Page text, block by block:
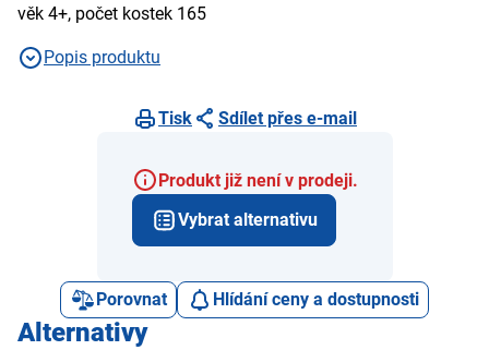
věk 4+, počet kostek 165
Popis produktu
Tisk Sdílet přes e-mail
Produkt již není v prodeji.
Vybrat alternativu
Porovnat Hlídání ceny a dostupnosti
Alternativy